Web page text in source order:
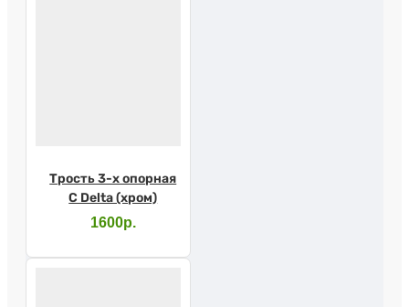
Трость 3-х опорная
С Delta (хром)
1600р.